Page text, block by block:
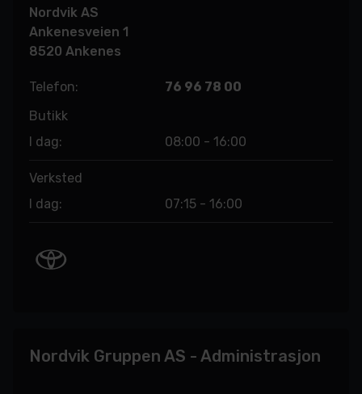
Nordvik AS
Ankenesveien 1
8520 Ankenes
Telefon:
76 96 78 00
Butikk
I dag:
08:00 - 16:00
Verksted
I dag:
07:15 - 16:00
Nordvik Gruppen AS - Administrasjon